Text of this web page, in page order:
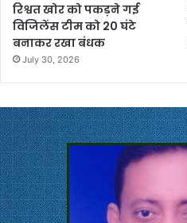
रिश्वत खोर को पकड़ने गई
विजिलेंस टीम को 20 घंटे
बनाकर रखा बंधक
July 30, 2026